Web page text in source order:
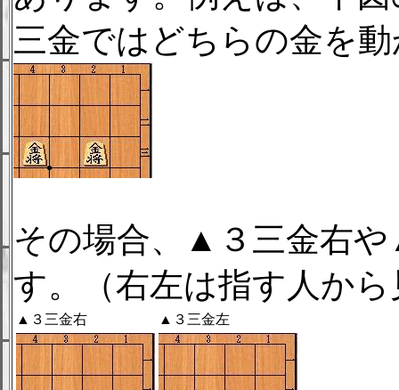
三金ではどちらの金を
その場合、▲３三金右
す。（右左は指す人か
▲３三金右 ▲３三金左